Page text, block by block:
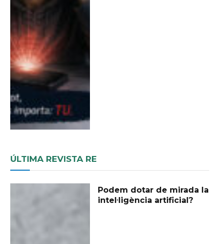
ÚLTIMA REVISTA RE
Podem dotar de mirada la
intel·ligència artificial?